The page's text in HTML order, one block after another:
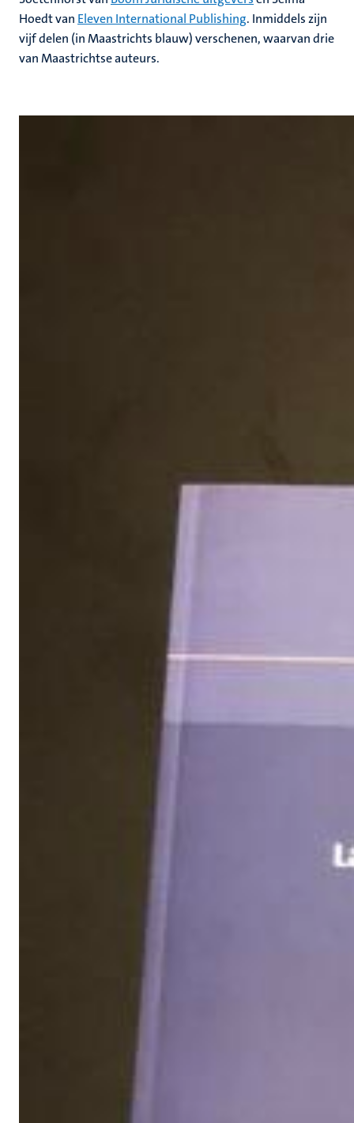
Hoedt van Eleven International Publishing. Inmiddels zijn
vijf delen (in Maastrichts blauw) verschenen, waarvan drie
van Maastrichtse auteurs.